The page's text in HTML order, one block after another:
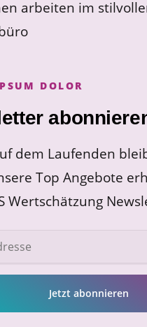
DOLOR
dem Laufenden
Top Angebote
Wertschätzung
Jetzt abonnieren